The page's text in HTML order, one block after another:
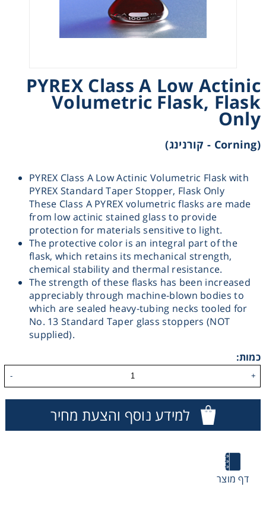
PYREX Class A Low Actinic
Volumetric Flask, Flask
Only
(Corning - קורנינג)
PYREX Class A Low Actinic Volumetric Flask with
PYREX Standard Taper Stopper, Flask Only
These Class A PYREX volumetric flasks are made
from low actinic stained glass to provide
protection for materials sensitive to light.
The protective color is an integral part of the
flask, which retains its mechanical strength,
chemical stability and thermal resistance.
The strength of these flasks has been increased
appreciably through machine-blown bodies to
which are sealed heavy-tubing necks tooled for
No. 13 Standard Taper glass stoppers (NOT
supplied).
כמות:
+
-
למידע נוסף והצעת מחיר
דף מוצר
Instrumentation
Pumps
Sample Preparation
Storage
Thermometry
Washing
Chromatography
Lab Essentials
Filtration
Liquid Handling
Plasticware